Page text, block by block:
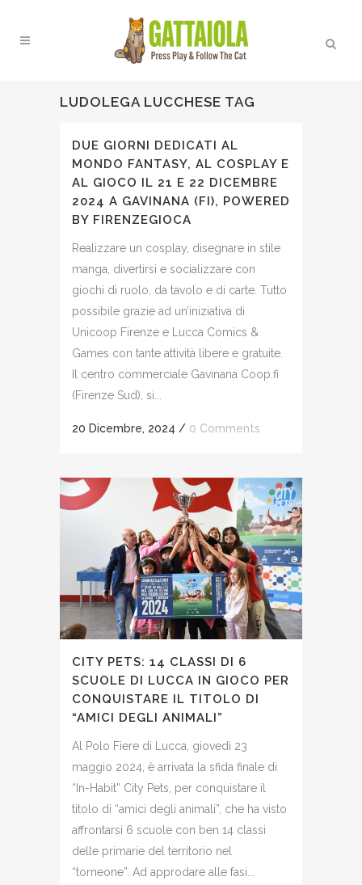
LUDOLEGA LUCCHESE TAG
DUE GIORNI DEDICATI AL
MONDO FANTASY, AL COSPLAY E
AL GIOCO IL 21 E 22 DICEMBRE
2024 A GAVINANA (FI), POWERED
BY FIRENZEGIOCA
Realizzare un cosplay, disegnare in stile
manga, divertirsi e socializzare con
giochi di ruolo, da tavolo e di carte. Tutto
possibile grazie ad un’iniziativa di
Unicoop Firenze e Lucca Comics &
Games con tante attività libere e gratuite.
Il centro commerciale Gavinana Coop.fi
(Firenze Sud), si...
20 Dicembre, 2024 / 0 Comments
CITY PETS: 14 CLASSI DI 6
SCUOLE DI LUCCA IN GIOCO PER
CONQUISTARE IL TITOLO DI
“AMICI DEGLI ANIMALI”
Al Polo Fiere di Lucca, giovedì 23
maggio 2024, è arrivata la sfida finale di
“In-Habit” City Pets, per conquistare il
titolo di “amici degli animali”, che ha visto
affrontarsi 6 scuole con ben 14 classi
delle primarie del territorio nel
“torneone”. Ad approdare alle fasi...